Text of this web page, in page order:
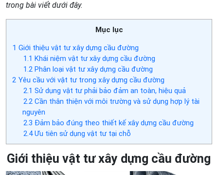
trong bài viết dưới đây.
Mục lục
1 Giới thiệu vật tư xây dựng cầu đường
1.1 Khái niệm vật tư xây dựng cầu đường
1.2Phân loại vật tư xây dựng cầu đường
2 Yêu cầu với vật tư trong xây dựng cầu đường
2.1 Sử dụng vật tư phải bảo đảm an toàn, hiệu quả
2.2Cần thân thiện với môi trường và sử dụng hợp lý tài
nguyên
2.3 Đảm bảo đúng theo thiết kế xây dựng cầu đường
2.4Ưu tiên sử dụng vật tư tại chỗ
Giới thiệu vật tư xây dựng cầu đường